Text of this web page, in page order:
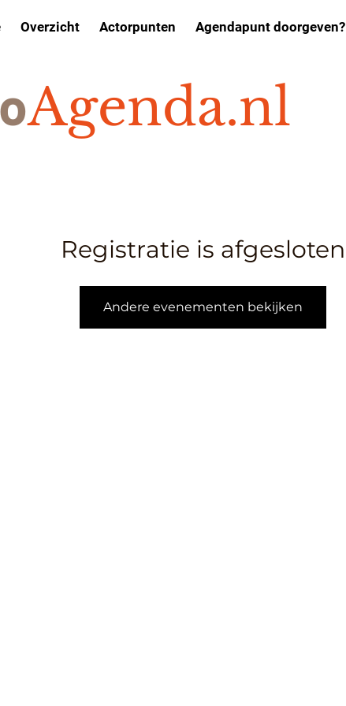
Overzicht Actorpunten Agendapunt doorgeven?
Agenda.nl
Registratie is afgesloten
Andere evenementen bekijken